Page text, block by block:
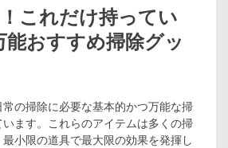
これだけ持ってい
能おすすめ掃除グッ
の掃除に必要な基本的かつ万能な掃
ます。これらのアイテムは多くの掃
小限の道具で最大限の効果を発揮し